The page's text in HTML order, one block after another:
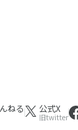
ねる 公式X
旧twitter